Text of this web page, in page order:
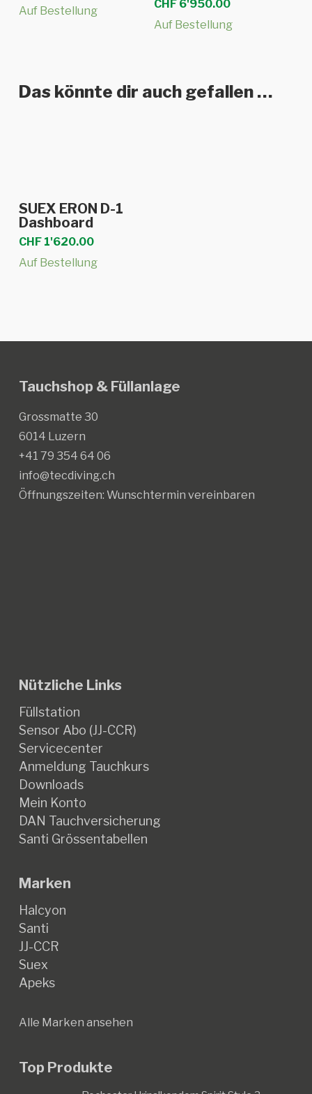
Auf Bestellung
CHF 6'950.00
Auf Bestellung
Das könnte dir auch gefallen …
In den Warenkorb
SUEX ERON D-1
Dashboard
CHF1'620.00
Auf Bestellung
Tauchshop & Füllanlage
Grossmatte 30
6014 Luzern
+41 79 354 64 06
info@tecdiving.ch
Öffnungszeiten: Wunschtermin vereinbaren
Nützliche Links
Füllstation
Sensor Abo (JJ-CCR)
Servicecenter
Anmeldung Tauchkurs
Downloads
Mein Konto
DAN Tauchversicherung
Santi Grössentabellen
Marken
Halcyon
Santi
JJ-CCR
Suex
Apeks
Alle Marken ansehen
Top Produkte